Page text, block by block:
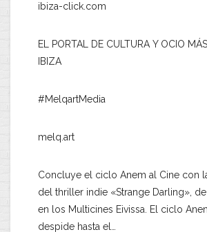
ibiza-click.com
EL PORTAL DE CULTURA Y OCIO
IBIZA
#MelqartMedia
melq.art
Concluye el ciclo Anem al Cine con
del thriller indie «Strange Darling», de
en los Multicines Eivissa. El ciclo
despide hasta el…